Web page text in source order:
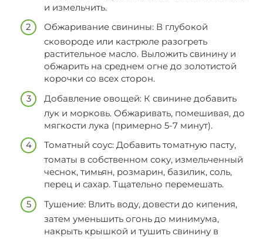
и измельчить.
Обжаривание свинины: В глубокой
сковороде или кастрюле разогреть
растительное масло. Выложить свинину и
обжарить на среднем огне до золотистой
корочки со всех сторон.
Добавление овощей: К свинине добавить
лук и морковь. Обжаривать, помешивая, до
мягкости лука (примерно 5-7 минут).
Томатный соус: Добавить томатную пасту,
томаты в собственном соку, измельченный
чеснок, тимьян, розмарин, базилик, соль,
перец и сахар. Тщательно перемешать.
Тушение: Влить воду, довести до кипения,
затем уменьшить огонь до минимума,
накрыть крышкой и тушить свинину в